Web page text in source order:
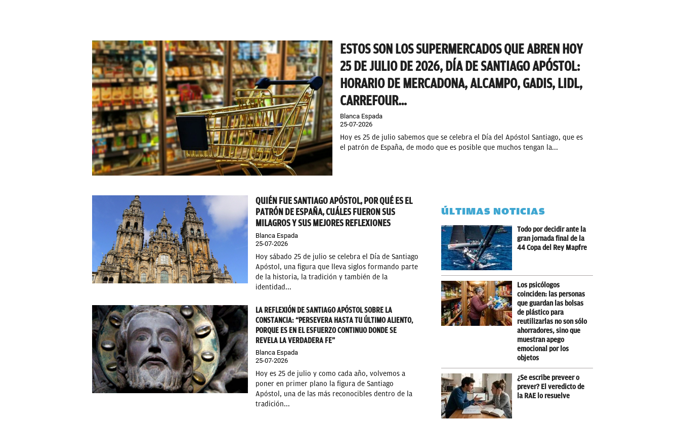
ESTOS SON LOS SUPERMERCADOS QUE ABREN HOY
25 DE JULIO DE 2026, DÍA DE SANTIAGO APÓSTOL:
HORARIO DE MERCADONA, ALCAMPO, GADIS, LIDL,
CARREFOUR…
Blanca Espada
25-07-2026
Hoy es 25 de julio sabemos que se celebra el Día del Apóstol Santiago, que es
el patrón de España, de modo que es posible que muchos tengan la...
QUIÉN FUE SANTIAGO APÓSTOL, POR QUÉ ES EL
PATRÓN DE ESPAÑA, CUÁLES FUERON SUS
MILAGROS Y SUS MEJORES REFLEXIONES
Blanca Espada
25-07-2026
Hoy sábado 25 de julio se celebra el Día de Santiago
Apóstol, una figura que lleva siglos formando parte
de la historia, la tradición y también de la
identidad...
LA REFLEXIÓN DE SANTIAGO APÓSTOL SOBRE LA
CONSTANCIA: “PERSEVERA HASTA TU ÚLTIMO ALIENTO,
PORQUE ES EN EL ESFUERZO CONTINUO DONDE SE
REVELA LA VERDADERA FE”
Blanca Espada
25-07-2026
Hoy es 25 de julio y como cada año, volvemos a
poner en primer plano la figura de Santiago
Apóstol, una de las más reconocibles dentro de la
tradición...
ÚLTIMAS NOTICIAS
Todo por decidir ante la
gran jornada final de la
44 Copa del Rey Mapfre
Los psicólogos
coinciden: las personas
que guardan las bolsas
de plástico para
reutilizarlas no son sólo
ahorradores, sino que
muestran apego
emocional por los
objetos
¿Se escribe preveer o
prever? El veredicto de
la RAE lo resuelve